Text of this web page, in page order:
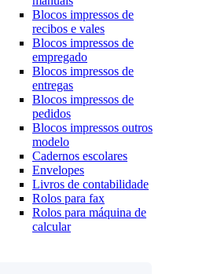
Blocos impressos de
recibos e vales
Blocos impressos de
empregado
Blocos impressos de
entregas
Blocos impressos de
pedidos
Blocos impressos outros
modelo
Cadernos escolares
Envelopes
Livros de contabilidade
Rolos para fax
Rolos para máquina de
calcular